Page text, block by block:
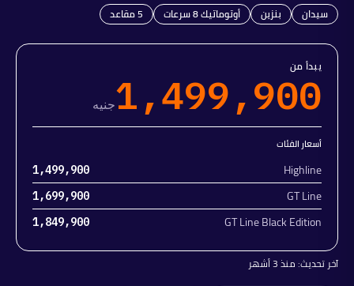
سيدان بنزين أوتوماتيك 8 سرعات 5مقاعد
يبدأ من
1,499,900جنيه
أسعار الفئات
Highline
1,499,900
GT Line
1,699,900
GT Line Black Edition
1,849,900
آخر تحديث:منذ 3 أشهر